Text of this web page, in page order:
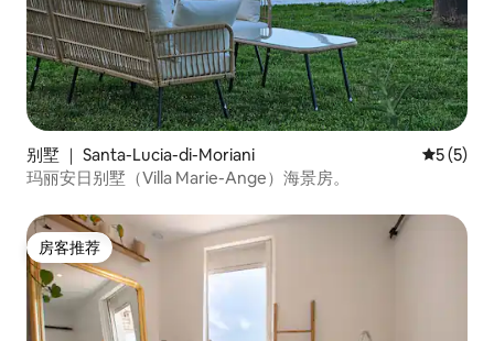
别墅 ｜ Santa-Lucia-di-Moriani 平均评分
5 (5)
玛丽安日别墅（Villa Marie-Ange）海景房。
房客推荐
房客推荐